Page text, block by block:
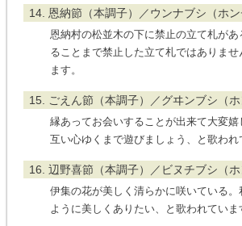
14. 恩納節（本調子）／ウンナブシ（ホン
恩納村の松並木の下に禁止の立て札が
ることまで禁止した立て札ではありま
ます。
15. ごえん節（本調子）／グヰンブシ（ホ
縁あってお会いすることが出来て大変
互い心ゆくまで遊びましょう、と歌われ
16. 辺野喜節（本調子）／ビヌチブシ（ホ
伊集の花が美しく清らかに咲いている
ように美しくありたい、と歌われていま